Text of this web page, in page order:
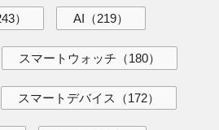
） AI （219）
スマートウォッチ （180）
スマートデバイス （172）